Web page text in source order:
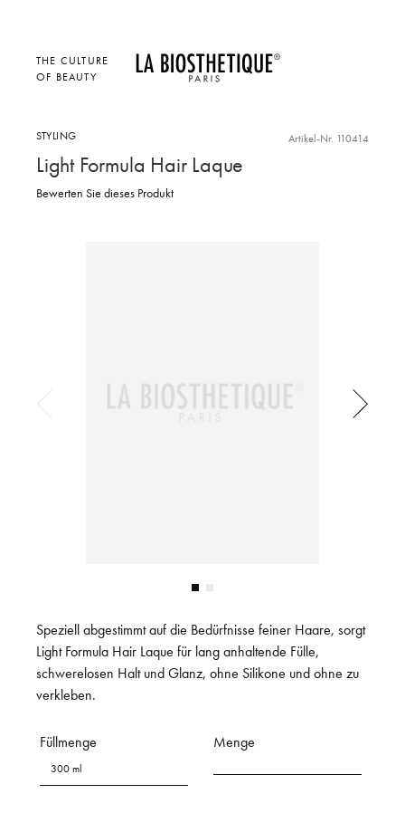
THE CULTURE
OF BEAUTY
STYLING Artikel-Nr. 110414
Light Formula Hair Laque
Bewerten Sie dieses Produkt
Speziell abgestimmt auf die Bedürfnisse feiner Haare, sorgt
Light Formula Hair Laque für lang anhaltende Fülle,
schwerelosen Halt und Glanz, ohne Silikone und ohne zu
verkleben.
Füllmenge
300 ml
Menge